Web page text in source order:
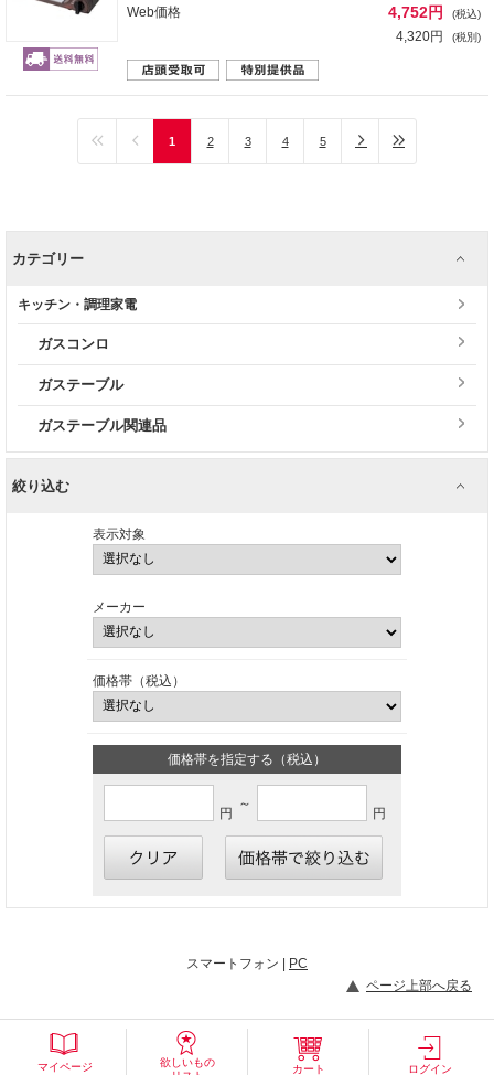
Web価格
4,752円 (税込)
4,320円 (税別)
1 2 3 4 5
カテゴリー
キッチン・調理家電
ガスコンロ
ガステーブル
ガステーブル関連品
絞り込む
表示対象
メーカー
価格帯（税込）
価格帯を指定する（税込）
円
～
円
スマートフォン | PC
ページ上部へ戻る
マイページ
欲しいもの
カート ログイン